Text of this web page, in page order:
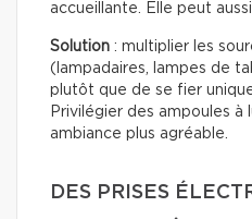
accueillante. Elle peut
Solution : multiplier les
(lampadaires, lampes de
plutôt que de se fier
Privilégier des ampoules à
ambiance plus agréable.
DES PRISES